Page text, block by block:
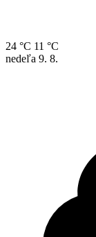
24 °C 11 °C
nedeľa 9. 8.